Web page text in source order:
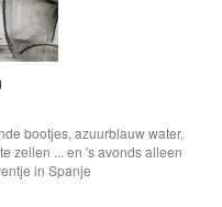
bootjes, azuurblauw water,
zeilen ... en 's avonds alleen
in Spanje